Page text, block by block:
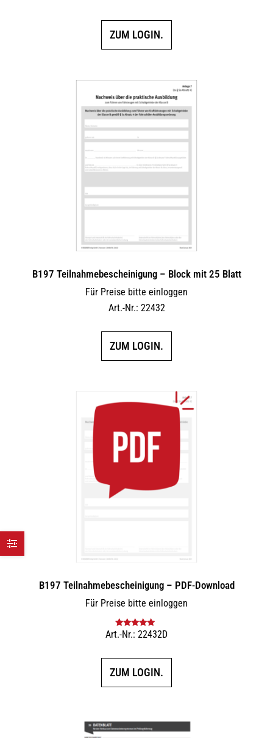
ZUM LOGIN.
B197 Teilnahmebescheinigung – Block mit 25 Blatt
Für Preise bitte einloggen
Art.-Nr.: 22432
ZUM LOGIN.
B197 Teilnahmebescheinigung – PDF-Download
Für Preise bitte einloggen
Bewertet mit
Art.-Nr.: 22432D
ZUM LOGIN.